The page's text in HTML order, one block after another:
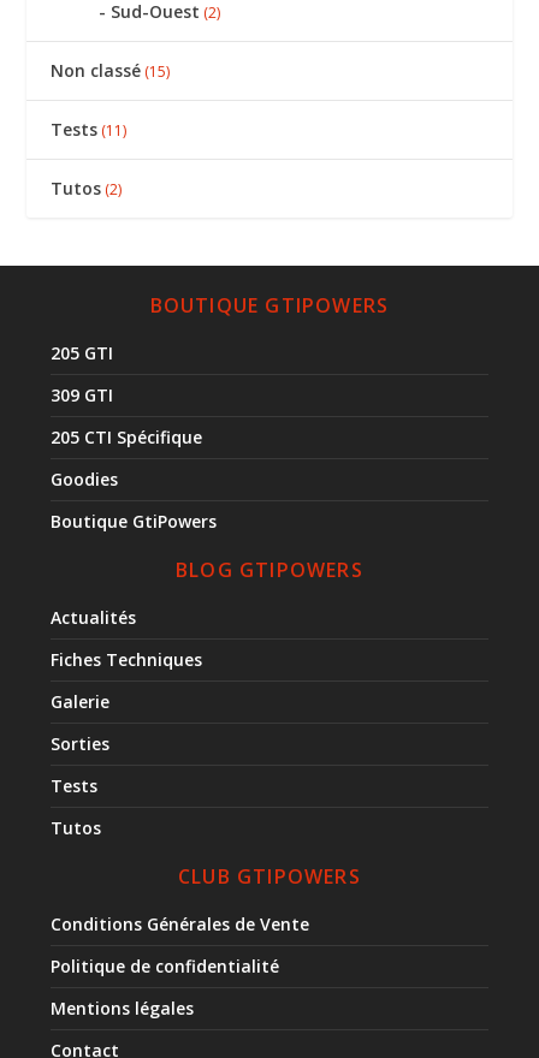
Sud-Ouest (2)
Non classé (15)
Tests (11)
Tutos (2)
BOUTIQUE GTIPOWERS
205 GTI
309 GTI
205 CTI Spécifique
Goodies
Boutique GtiPowers
BLOG GTIPOWERS
Actualités
Fiches Techniques
Galerie
Sorties
Tests
Tutos
CLUB GTIPOWERS
Conditions Générales de Vente
Politique de confidentialité
Mentions légales
Contact